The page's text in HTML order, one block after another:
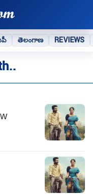
తెలంగాణ REVIEWS